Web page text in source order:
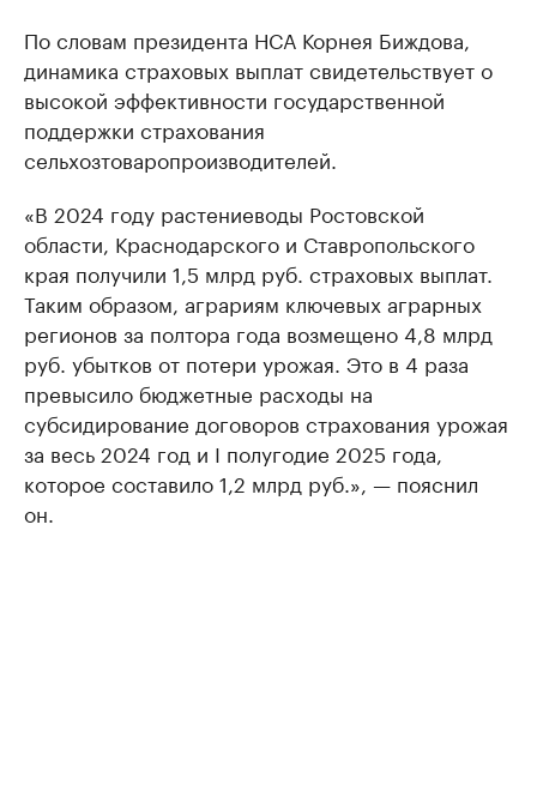
По словам президента НСА Корнея Биждова,
динамика страховых выплат свидетельствует о
высокой эффективности государственной
поддержки страхования
сельхозтоваропроизводителей.
«В 2024 году растениеводы Ростовской
области, Краснодарского и Ставропольского
края получили 1,5 млрд руб. страховых выплат.
Таким образом, аграриям ключевых аграрных
регионов за полтора года возмещено 4,8 млрд
руб. убытков от потери урожая. Это в 4 раза
превысило бюджетные расходы на
субсидирование договоров страхования урожая
за весь 2024 год и I полугодие 2025 года,
которое составило 1,2 млрд руб.», — пояснил
он.